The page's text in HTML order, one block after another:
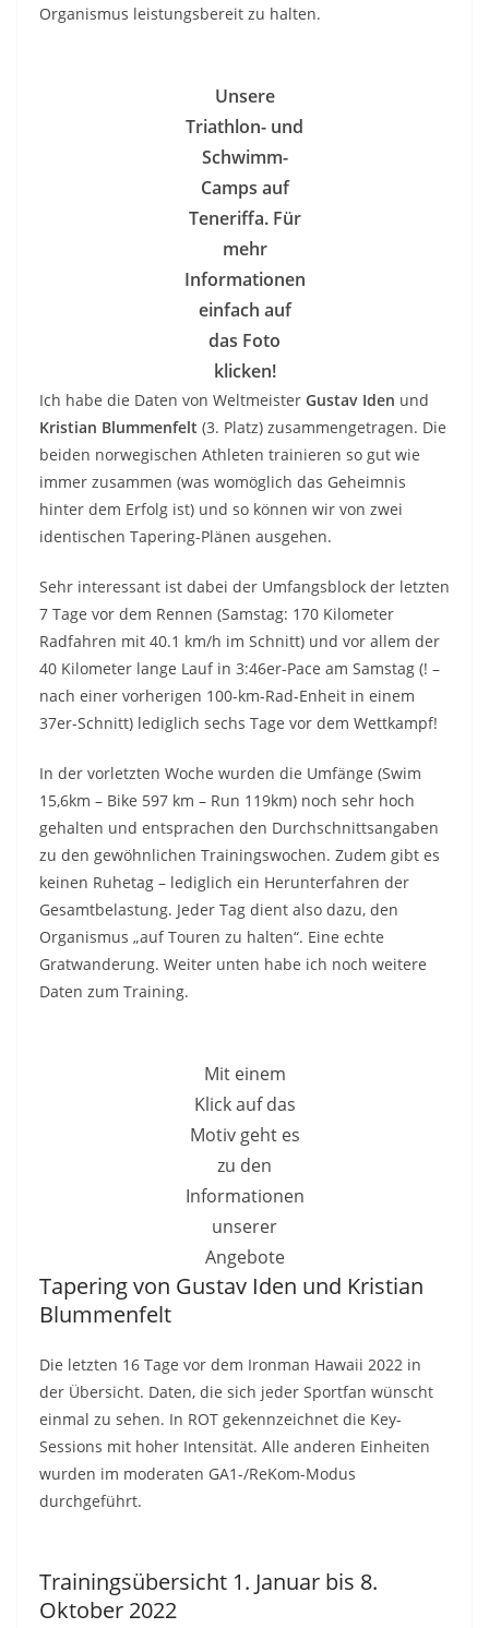
Organismus leistungsbereit zu halten.
Unsere
Triathlon- und
Schwimm-
Camps auf
Teneriffa. Für
mehr
Informationen
einfach auf
das Foto
klicken!
Ich habe die Daten von Weltmeister Gustav Iden und
Kristian Blummenfelt (3. Platz) zusammengetragen. Die
beiden norwegischen Athleten trainieren so gut wie
immer zusammen (was womöglich das Geheimnis
hinter dem Erfolg ist) und so können wir von zwei
identischen Tapering-Plänen ausgehen.
Sehr interessant ist dabei der Umfangsblock der letzten
7 Tage vor dem Rennen (Samstag: 170 Kilometer
Radfahren mit 40.1 km/h im Schnitt) und vor allem der
40 Kilometer lange Lauf in 3:46er-Pace am Samstag (! –
nach einer vorherigen 100-km-Rad-Enheit in einem
37er-Schnitt) lediglich sechs Tage vor dem Wettkampf!
In der vorletzten Woche wurden die Umfänge (Swim
15,6km – Bike 597 km – Run 119km) noch sehr hoch
gehalten und entsprachen den Durchschnittsangaben
zu den gewöhnlichen Trainingswochen. Zudem gibt es
keinen Ruhetag – lediglich ein Herunterfahren der
Gesamtbelastung. Jeder Tag dient also dazu, den
Organismus „auf Touren zu halten“. Eine echte
Gratwanderung. Weiter unten habe ich noch weitere
Daten zum Training.
Mit einem
Klick auf das
Motiv geht es
zu den
Informationen
unserer
Angebote
Tapering von Gustav Iden und Kristian
Blummenfelt
Die letzten 16 Tage vor dem Ironman Hawaii 2022 in
der Übersicht. Daten, die sich jeder Sportfan wünscht
einmal zu sehen. In ROT gekennzeichnet die Key-
Sessions mit hoher Intensität. Alle anderen Einheiten
wurden im moderaten GA1-/ReKom-Modus
durchgeführt.
Trainingsübersicht 1. Januar bis 8.
Oktober 2022